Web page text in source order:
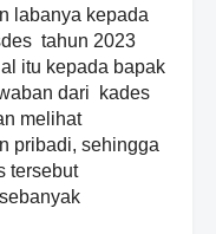
labanya kepada
tahun 2023
itu kepada bapak
dari kades
melihat
pribadi, sehingga
tersebut